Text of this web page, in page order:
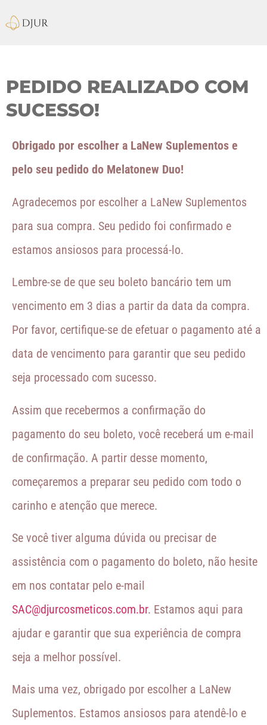
PEDIDO REALIZADO COM
SUCESSO!
Obrigado por escolher a LaNew Suplementos e
pelo seu pedido do Melatonew Duo!
Agradecemos por escolher a LaNew Suplementos
para sua compra. Seu pedido foi confirmado e
estamos ansiosos para processá-lo.
Lembre-se de que seu boleto bancário tem um
vencimento em 3 dias a partir da data da compra.
Por favor, certifique-se de efetuar o pagamento até a
data de vencimento para garantir que seu pedido
seja processado com sucesso.
Assim que recebermos a confirmação do
pagamento do seu boleto, você receberá um e-mail
de confirmação. A partir desse momento,
começaremos a preparar seu pedido com todo o
carinho e atenção que merece.
Se você tiver alguma dúvida ou precisar de
assistência com o pagamento do boleto, não hesite
em nos contatar pelo e-mail
SAC@djurcosmeticos.com.br. Estamos aqui para
ajudar e garantir que sua experiência de compra
seja a melhor possível.
Mais uma vez, obrigado por escolher a LaNew
Suplementos. Estamos ansiosos para atendê-lo e